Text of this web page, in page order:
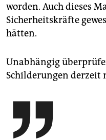
worden. Auch dieses
Sicherheitskräfte
hätten.
Unabhängig
Schilderungen derzeit
